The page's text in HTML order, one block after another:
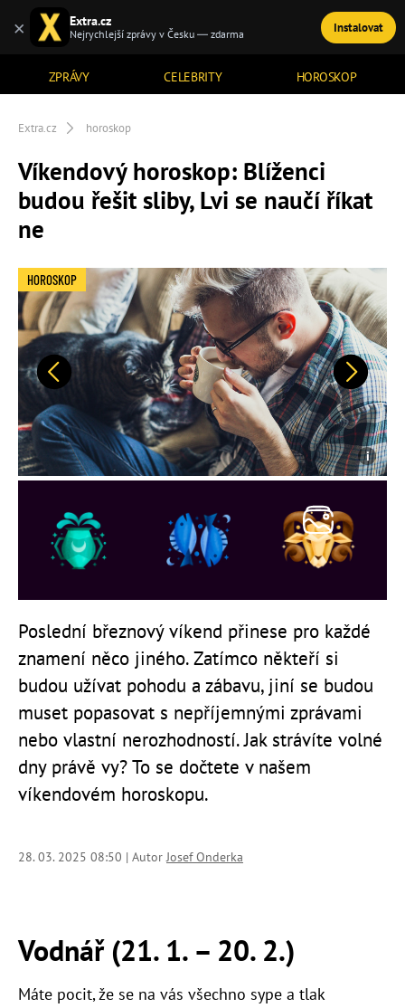
ZPRÁVY CELEBRITY HOROSKOP
TÉMATA
Extra.cz horoskop
Víkendový horoskop: Blíženci
budou řešit sliby, Lvi se naučí říkat
ne
Předchozí Další
HOROSKOP
Poslední březnový víkend přinese pro každé
znamení něco jiného. Zatímco někteří si
budou užívat pohodu a zábavu, jiní se budou
muset popasovat s nepříjemnými zprávami
nebo vlastní nerozhodností. Jak strávíte volné
dny právě vy? To se dočtete v našem
víkendovém horoskopu.
28. 03. 2025 08:50 | AutorJosef Onderka
Vodnář (21. 1. – 20. 2.)
Máte pocit, že se na vás všechno sype a tlak
× Extra.cz
Nejrychlejší zprávy v Česku — zdarma Instalovat